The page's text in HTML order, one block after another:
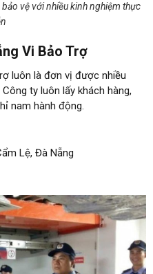
vệ với nhiều kinh nghiệm thực
Vi Bảo Trợ
luôn là đơn vị được nhiều
ty luôn lấy khách hàng,
nam hành động.
Lệ, Đà Nẵng